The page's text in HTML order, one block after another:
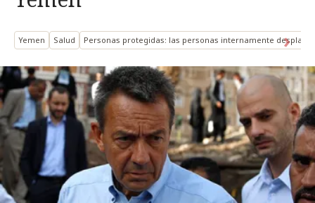
Yemen Salud Personas protegidas: las personas internamente